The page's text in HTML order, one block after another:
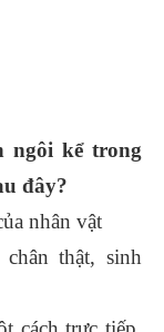
ngôi kể trong
đây?
nhân vật
thật, sinh